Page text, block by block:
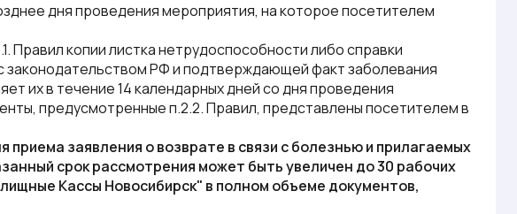
дня проведения мероприятия, на которое посетителем
Правилкопии листка нетрудоспособности либо справки
законодательством РФ и подтверждающей факт заболевания
их в течение 14 календарных дней со дня проведения
предусмотренные п.2.2.Правил, представлены посетителем в
приема заявления о возврате в связи с болезнью и прилагаемых
срок рассмотрения может быть увеличен до 30 рабочих
Кассы Новосибирск" в полном объеме документов,